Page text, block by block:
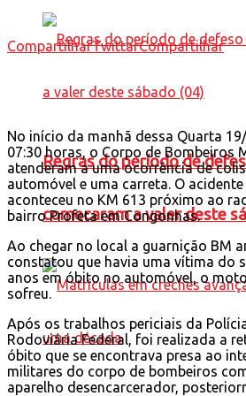
Regras do período de
comecaram a valer deste
CompartilharTwittarCompartilhar
No início da manhã dessa Quarta
07:30 horas, o Corpo de Bombeiros
atenderam a uma ocorrência de
automóvel e uma carreta. O
aconteceu no KM 613 próximo ao
bairro Profeta em Congonhas.
Ao chegar no local a guarnição BM
constatou que havia uma vítima do
anos em óbito no automóvel, o
sofreu.
Após os trabalhos periciais da
Rodoviária Federal, foi realizada a
óbito que se encontrava presa ao
militares do corpo de bombeiros
aparelho desencarcerador,